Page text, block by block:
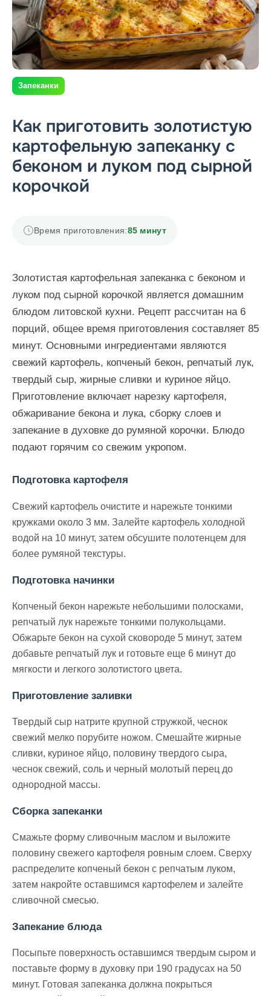
Запеканки
Как приготовить золотистую
картофельную запеканку с
беконом и луком под сырной
корочкой
Время приготовления:85 минут
Золотистая картофельная запеканка с беконом и
луком под сырной корочкой является домашним
блюдом литовской кухни. Рецепт рассчитан на 6
порций, общее время приготовления составляет 85
минут. Основными ингредиентами являются
свежий картофель, копченый бекон, репчатый лук,
твердый сыр, жирные сливки и куриное яйцо.
Приготовление включает нарезку картофеля,
обжаривание бекона и лука, сборку слоев и
запекание в духовке до румяной корочки. Блюдо
подают горячим со свежим укропом.
Подготовка картофеля
Свежий картофель очистите и нарежьте тонкими
кружками около 3 мм. Залейте картофель холодной
водой на 10 минут, затем обсушите полотенцем для
более румяной текстуры.
Подготовка начинки
Копченый бекон нарежьте небольшими полосками,
репчатый лук нарежьте тонкими полукольцами.
Обжарьте бекон на сухой сковороде 5 минут, затем
добавьте репчатый лук и готовьте еще 6 минут до
мягкости и легкого золотистого цвета.
Приготовление заливки
Твердый сыр натрите крупной стружкой, чеснок
свежий мелко порубите ножом. Смешайте жирные
сливки, куриное яйцо, половину твердого сыра,
чеснок свежий, соль и черный молотый перец до
однородной массы.
Сборка запеканки
Смажьте форму сливочным маслом и выложите
половину свежего картофеля ровным слоем. Сверху
распределите копченый бекон с репчатым луком,
затем накройте оставшимся картофелем и залейте
сливочной смесью.
Запекание блюда
Посыпьте поверхность оставшимся твердым сыром и
поставьте форму в духовку при 190 градусах на 50
минут. Готовая запеканка должна покрыться